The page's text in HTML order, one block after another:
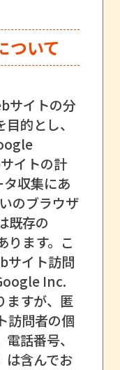
いて
サイトの分
的とし、
イトの計
収集にあ
のブラウザ
既存の
ります。こ
サイト訪問
Inc.
ますが、匿
訪問者の個
話番号、
は含んでお